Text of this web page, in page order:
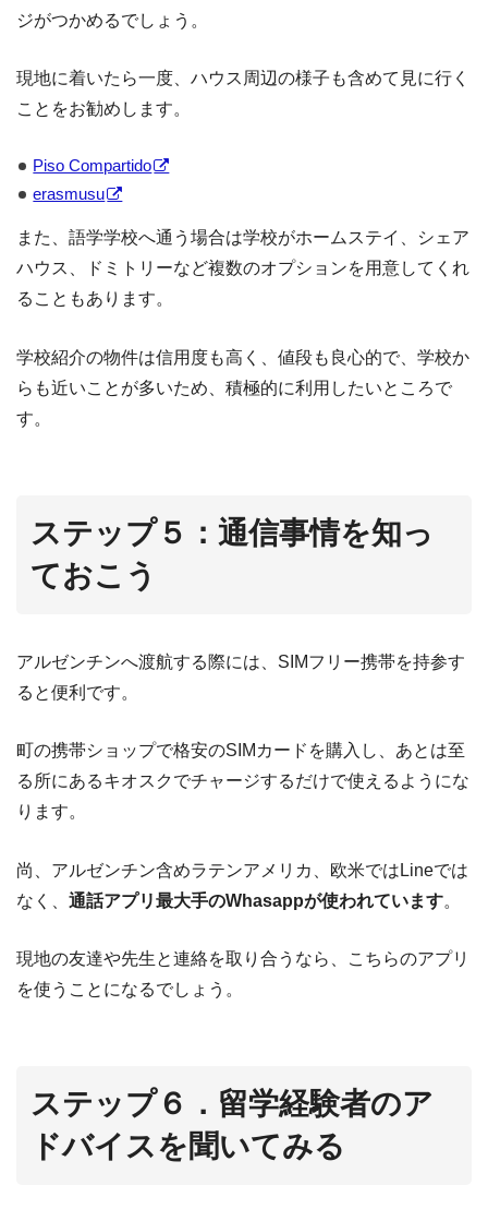
ジがつかめるでしょう。
現地に着いたら一度、ハウス周辺の様子も含めて見に行く
ことをお勧めします。
Piso Compartido
erasmusu
また、語学学校へ通う場合は学校がホームステイ、シェア
ハウス、ドミトリーなど複数のオプションを用意してくれ
ることもあります。
学校紹介の物件は信用度も高く、値段も良心的で、学校か
らも近いことが多いため、積極的に利用したいところで
す。
ステップ５：通信事情を知っ
ておこう
アルゼンチンへ渡航する際には、SIMフリー携帯を持参す
ると便利です。
町の携帯ショップで格安のSIMカードを購入し、あとは至
る所にあるキオスクでチャージするだけで使えるようにな
ります。
尚、アルゼンチン含めラテンアメリカ、欧米ではLineでは
なく、 通話アプリ最大手のWhasappが使われています。
現地の友達や先生と連絡を取り合うなら、こちらのアプリ
を使うことになるでしょう。
ステップ６．留学経験者のア
ドバイスを聞いてみる